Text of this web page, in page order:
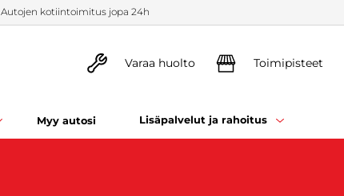
Autojen kotiintoimitus jopa 24h
Varaa huolto Toimipisteet
Myy autosi Lisäpalvelut ja rahoitus